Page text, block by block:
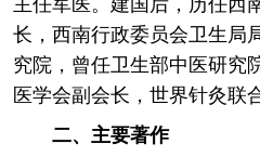
长，西南行政委员会卫生局
究院，曾任卫生部中医研究
医学会副会长，世界针灸联
二、主要著作